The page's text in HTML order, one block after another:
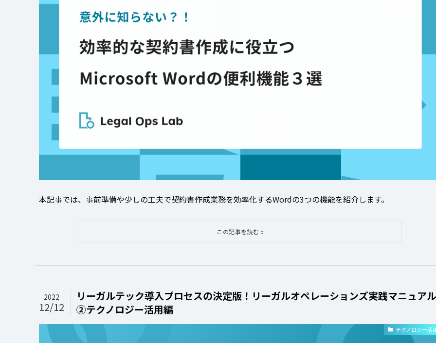
本記事では、事前準備や少しの工夫で契約書作成業務を効率化するWordの3つの機能を紹介します。
リーガルテック導入プロセスの決定版！リーガルオペレーションズ実践マニュアル
②テクノロジー活用編
2022
12/12
テクノロジー活